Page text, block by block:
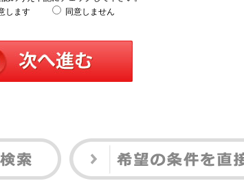
します
同意しません